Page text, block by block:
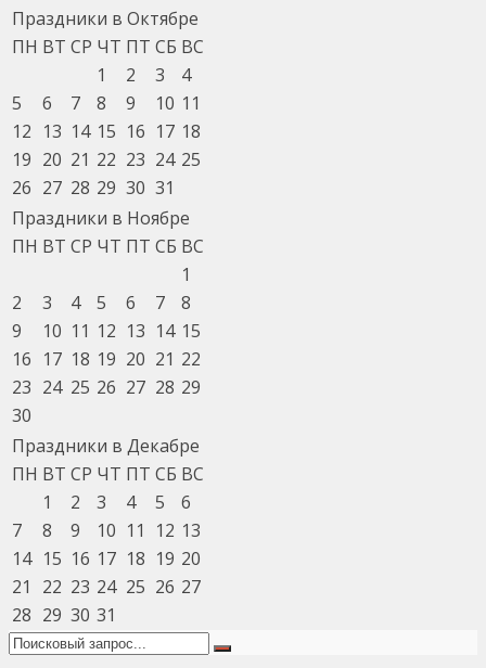
Праздники в Октябре
ПН ВТ СР ЧТ ПТ СБ ВС
1
2 3
4
5
6 7 8 9 10 11
12 13 14 15 16 17 18
19 20 21 22 23 24 25
26 27 28 29 30 31
Праздники в Ноябре
ПН ВТ СР ЧТ ПТ СБ ВС
1
2
3 4 5 6 7
8
9
10 11 12 13 14 15
16 17 18 19 20 21 22
23 24 25 26 27 28 29
30
Праздники в Декабре
ПН ВТ СР ЧТ ПТ СБ ВС
1
2 3 4 5
6
7
8 9 10 11 12 13
14 15 16 17 18 19 20
21
22 23 24 25 26 27
28 29 30 31